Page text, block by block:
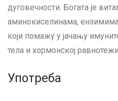
дуговечности. Богата је
аминокиселинама,
који помажу у јачању
тела и хормонској равнотежи.
Употреба